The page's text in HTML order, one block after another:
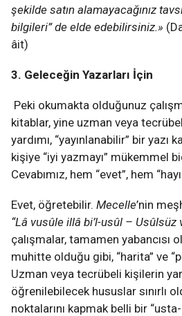
şekilde satın alamayacağınız
bilgileri” de elde edebilirsiniz.»
âit)
3. Geleceğin Yazarları İçin
Peki okumakta olduğunuz
kitablar, yine uzman veya
yardımı, “yayınlanabilir” bir
kişiye “iyi yazmayı” mükemmel
Cevabımız, hem “evet”, hem
Evet, öğretebilir. Mecelle’nin
“Lâ vusûle illâ bi’l-usûl – Usûlsüz
çalışmalar, tamamen yabancısı
muhitte olduğu gibi, “harita” ve
Uzman veya tecrübeli kişilerin
öğrenilebilecek hususlar sınırlı
noktalarını kapmak belli bir